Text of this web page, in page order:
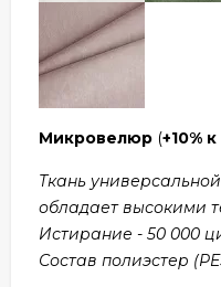
Микровелюр (+10%
Ткань
обладает высокими
Истирание - 50 000
Состав полиэстер